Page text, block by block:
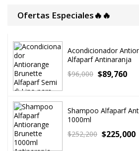
Ofertas Especiales🔥🔥
Acondicionador
Alfaparf Antinaranja
$96,000 $89,760
Shampoo Alfaparf
1000ml
$252,200 $225,000